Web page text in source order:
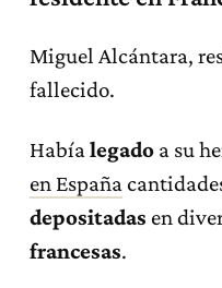
Miguel Alcántara,
fallecido.
Habíalegado a su
en España
depositadas en
francesas.